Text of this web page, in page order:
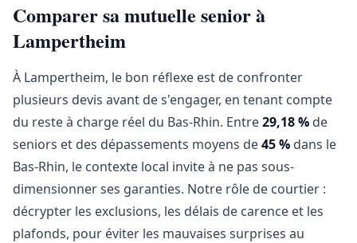
Comparer sa mutuelle senior à
Lampertheim
À Lampertheim, le bon réflexe est de confronter
plusieurs devis avant de s'engager, en tenant compte
du reste à charge réel du Bas-Rhin. Entre29,18 % de
seniors et des dépassements moyens de45 % dans le
Bas-Rhin, le contexte local invite à ne pas sous-
dimensionner ses garanties. Notre rôle de courtier :
décrypter les exclusions, les délais de carence et les
plafonds, pour éviter les mauvaises surprises au